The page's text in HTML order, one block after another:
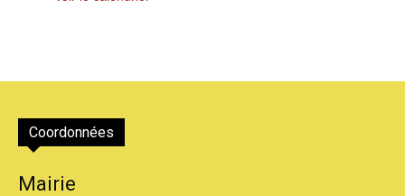
Coordonnées
Mairie